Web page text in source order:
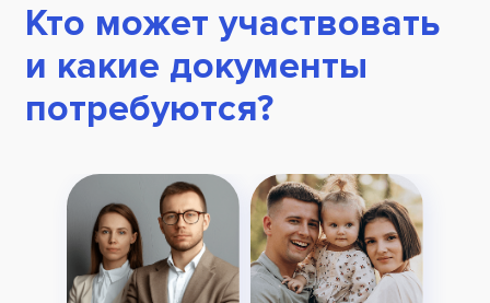
Кто может участвовать
и какие документы
потребуются?